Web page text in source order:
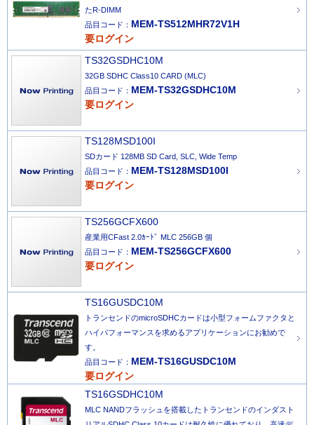
たR-DIMM
品目コード： MEM-TS512MHR72V1H
要ログイン
TS32GSDHC10M
32GB SDHC Class10 CARD (MLC)
品目コード： MEM-TS32GSDHC10M
要ログイン
TS128MSD100I
SDカード 128MB SD Card, SLC, Wide Temp
品目コード： MEM-TS128MSD100I
要ログイン
TS256GCFX600
産業用CFast 2.0ｶｰﾄﾞ MLC 256GB 個
品目コード： MEM-TS256GCFX600
要ログイン
TS16GUSDC10M
トランセンドのmicroSDHCカードは小型フォームファクタと
ハイパフォーマンスを求めるアプリケーションにお勧めで
す。
品目コード： MEM-TS16GUSDC10M
要ログイン
TS16GSDHC10M
MLC NANDフラッシュを搭載したトランセンドのインダスト